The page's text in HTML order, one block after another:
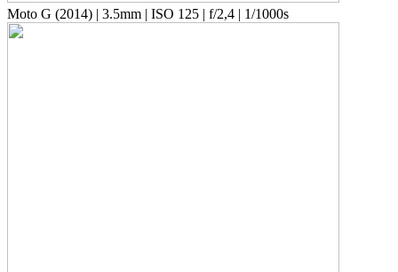
Moto G (2014) | 3.5mm | ISO 125 | f/2,4 | 1/1000s